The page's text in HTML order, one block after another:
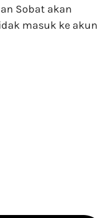
Sobat akan
masuk ke akun